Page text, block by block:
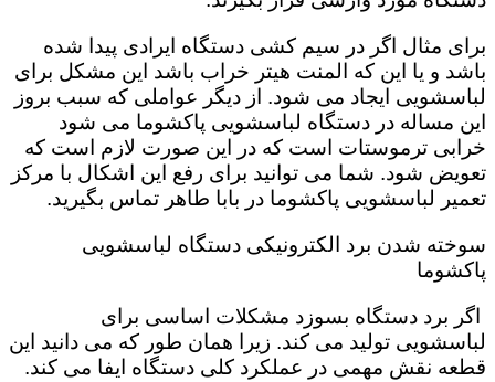
برای مثال اگر در سیم کشی دستگاه ایرادی پیدا شده
باشد و یا این که المنت هیتر خراب باشد این مشکل برای
لباسشویی ایجاد می شود. از دیگر عواملی که سبب بروز
این مساله در دستگاه لباسشویی پاکشوما می شود
خرابی ترموستات است که در این صورت لازم است که
تعویض شود. شما می توانید برای رفع این اشکال با مرکز
تعمیر لباسشویی پاکشوما در بابا طاهر تماس بگیرید.
سوخته شدن برد الکترونیکی دستگاه لباسشویی
پاکشوما
اگر برد دستگاه بسوزد مشکلات اساسی برای
لباسشویی تولید می کند. زیرا همان طور که می دانید این
قطعه نقش مهمی در عملکرد کلی دستگاه ایفا می کند.